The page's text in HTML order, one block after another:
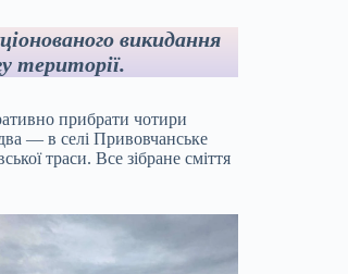
викидання
території.
прибрати чотири
два — в селі Привовчанське
траси. Все зібране сміття